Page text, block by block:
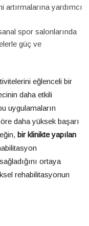
artırmalarına yardımcı
spor salonlarında
güç ve
eğlenceli bir
daha etkili
uygulamaların
daha yüksek başarı
bir klinikte yapılan
ortaya
rehabilitasyonun